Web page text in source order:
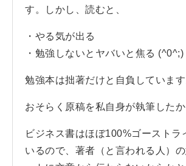
す。しかし、読むと、
・やる気が出る
・勉強しないとヤバいと焦る (^0^;)
勉強本は拙著だけと自負しています
おそらく原稿を私自身が執筆したか
ビジネス書はほぼ100%ゴーストラ
いるので、著者（と言われる人）